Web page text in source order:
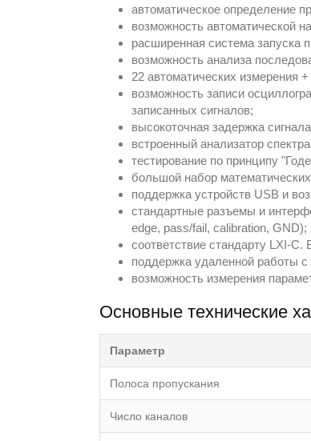
автоматическое определение
возможность автоматической
расширенная система запуска
возможность анализа
22 автоматических измерения
возможность записи
записанных сигналов;
высокоточная задержка
встроенный анализатор
тестирование по принципу
большой набор
поддержка устройств USB и
стандартные разъемы и
edge, pass/fail, calibration, GND);
соответствие стандарту LXI-
поддержка удаленной работы с
возможность измерения
Основные технические
Параметр
Полоса пропускания
Число каналов